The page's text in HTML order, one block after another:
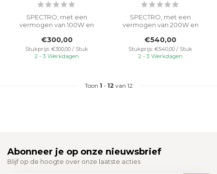
SPECTRO, met een
vermogen van 100W en
verlicht buitenru...
€300,00
Stukprijs: €300,00 / Stuk
2 - 3 Werkdagen
SPECTRO, met een
vermogen van 200W en
verlicht buitenru...
€540,00
Stukprijs: €540,00 / Stuk
2 - 3 Werkdagen
Toon 1 - 12 van 12
Abonneer je op onze nieuwsbrief
Blijf op de hoogte over onze laatste acties